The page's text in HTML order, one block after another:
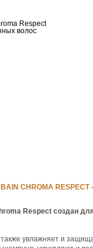
Respect
волос
BAIN CHROMA
Respect создан
увлажняет и